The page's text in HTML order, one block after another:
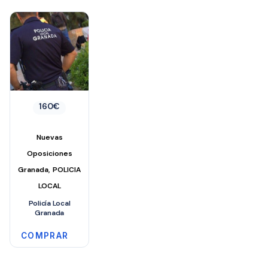
160€
Nuevas
Oposiciones
Granada,POLICIA
LOCAL
Policía Local
Granada
COMPRAR